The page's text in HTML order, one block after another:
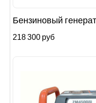
Бензиновый
218 300 руб